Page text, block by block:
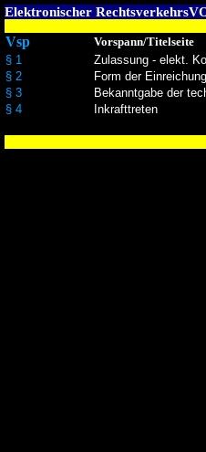
Elektronischer
Vsp
Vorspann/Titelseite
§ 1
§ 2
§ 3
§ 4
Zulassung - elekt.
Form der Einreichung
Bekanntgabe der
Inkrafttreten